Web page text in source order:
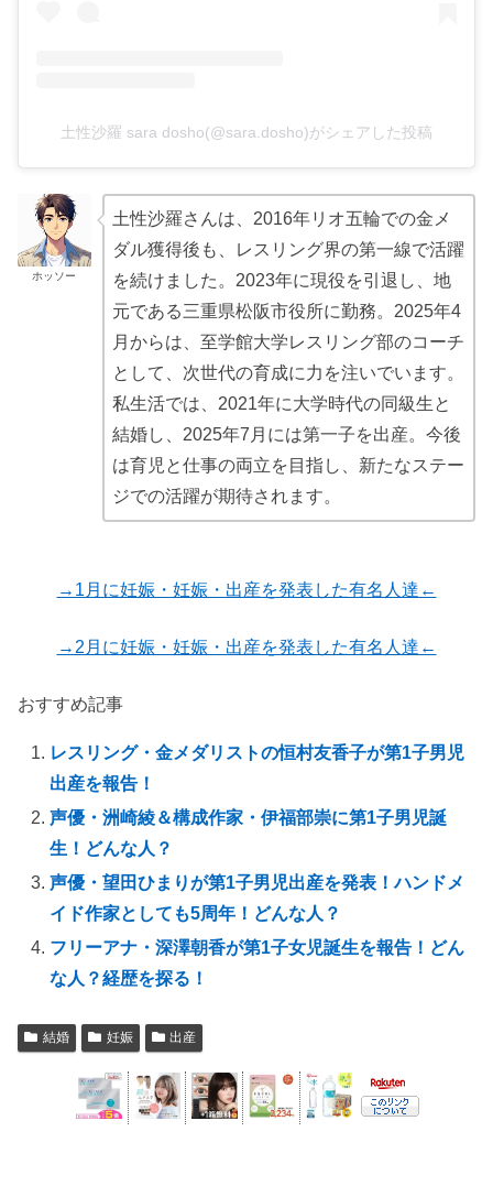
土性沙羅 sara dosho(@sara.dosho)がシェアした投稿
ホッソー
土性沙羅さんは、2016年リオ五輪での金メ
ダル獲得後も、レスリング界の第一線で活躍
を続けました。2023年に現役を引退し、地
元である三重県松阪市役所に勤務。2025年4
月からは、至学館大学レスリング部のコーチ
として、次世代の育成に力を注いでいます。
私生活では、2021年に大学時代の同級生と
結婚し、2025年7月には第一子を出産。今後
は育児と仕事の両立を目指し、新たなステー
ジでの活躍が期待されます。
→1月に妊娠・妊娠・出産を発表した有名人達←
→2月に妊娠・妊娠・出産を発表した有名人達←
おすすめ記事
レスリング・金メダリストの恒村友香子が第1子男児
出産を報告！
声優・洲崎綾＆構成作家・伊福部崇に第1子男児誕
生！どんな人？
声優・望田ひまりが第1子男児出産を発表！ハンドメ
イド作家としても5周年！どんな人？
フリーアナ・深澤朝香が第1子女児誕生を報告！どん
な人？経歴を探る！
結婚 妊娠 出産